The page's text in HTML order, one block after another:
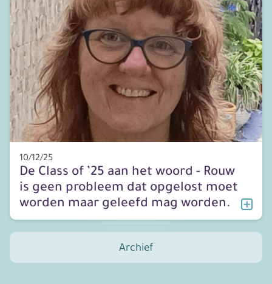
10/12/25
De Class of ’25 aan het woord - Rouw
is geen probleem dat opgelost moet
worden maar geleefd mag worden.
Archief